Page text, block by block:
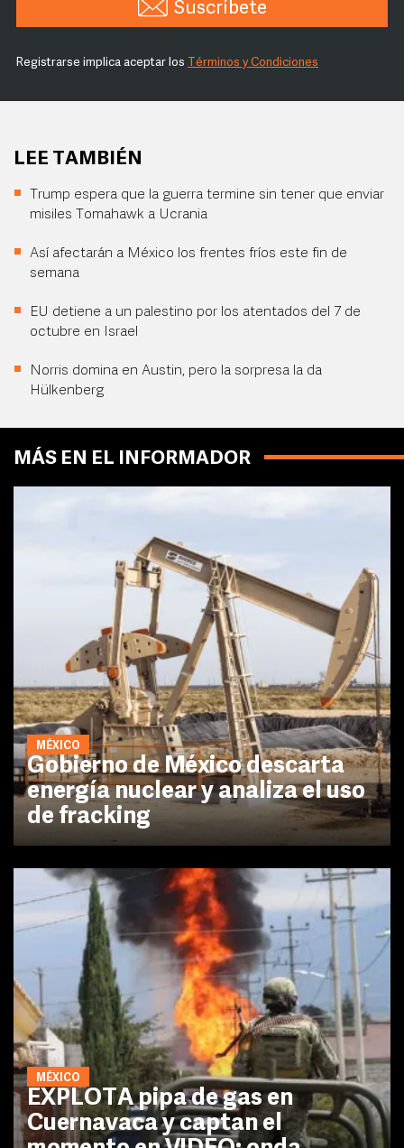
Suscríbete
Registrarse implica aceptar los Términos y Condiciones
LEE TAMBIÉN
Trump espera que la guerra termine sin tener que enviar
misiles Tomahawk a Ucrania
Así afectarán a México los frentes fríos este fin de
semana
EU detiene a un palestino por los atentados del 7 de
octubre en Israel
Norris domina en Austin, pero la sorpresa la da
Hülkenberg
MÁS EN EL INFORMADOR
MÉXICO
Gobierno de México descarta
energía nuclear y analiza el uso
de fracking
MÉXICO
EXPLOTA pipa de gas en
Cuernavaca y captan el